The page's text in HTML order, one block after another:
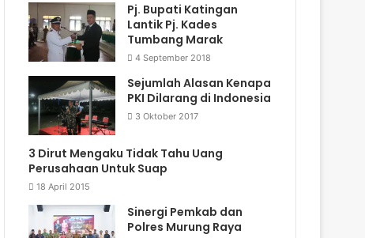
Pj. Bupati Katingan
Lantik Pj. Kades
Tumbang Marak
4 September 2018
Sejumlah Alasan Kenapa
PKI Dilarang di Indonesia
3 Oktober 2017
3 Dirut Mengaku Tidak Tahu Uang
Perusahaan Untuk Suap
18 April 2015
Sinergi Pemkab dan
Polres Murung Raya